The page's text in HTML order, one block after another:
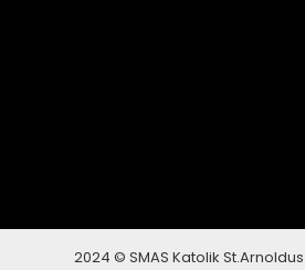
2024 © SMAS Katolik